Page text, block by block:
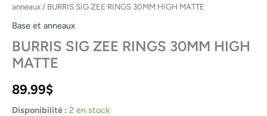
anneaux/ BURRIS SIG ZEE RINGS 30MM HIGH MATTE
Base et anneaux
BURRIS SIG ZEE RINGS 30MM HIGH
MATTE
89.99$
Disponibilité : 2 en stock